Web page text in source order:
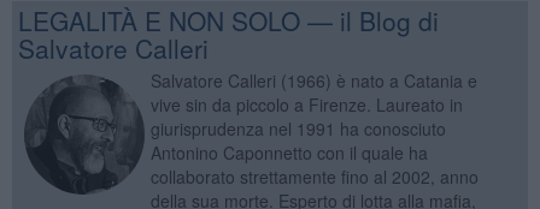
LEGALITÀ E NON SOLO — il Blog di
Salvatore Calleri
Salvatore Calleri (1966) è nato a Catania e
vive sin da piccolo a Firenze. Laureato in
giurisprudenza nel 1991 ha conosciuto
Antonino Caponnetto con il quale ha
collaborato strettamente fino al 2002, anno
della sua morte. Esperto di lotta alla mafia,